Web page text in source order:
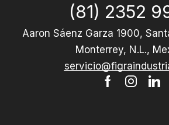
(81) 2352
Aaron Sáenz Garza 1900,
Monterrey, N.L.,